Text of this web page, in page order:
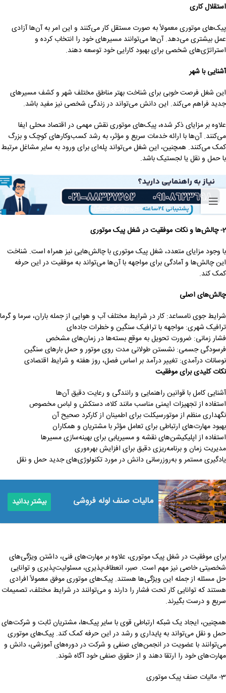
استقلال کاری
پیک‌های موتوری معمولاً به صورت مستقل کار می‌کنند و این امر به آن‌ها آزادی
عمل بیشتری می‌دهد. آن‌ها می‌توانند مسیرهای خود را انتخاب کرده و
استراتژی‌های شخصی برای بهبود کارایی خود توسعه دهند.
آشنایی با شهر
این شغل فرصت خوبی برای شناخت بهتر مناطق مختلف شهر و کشف مسیرهای
جدید فراهم می‌کند. این دانش می‌تواند در زندگی شخصی نیز مفید باشد.
علاوه بر مزایای ذکر شده، پیک‌های موتوری نقش مهمی در اقتصاد محلی ایفا
می‌کنند. آن‌ها با ارائه خدمات سریع و مؤثر، به رشد کسب‌وکارهای کوچک و بزرگ
کمک می‌کنند. همچنین، این شغل می‌تواند پله‌ای برای ورود به سایر مشاغل مرتبط
با حمل و نقل یا لجستیک باشد.
2- چالش‌ها و نکات موفقیت در شغل پیک موتوری
با وجود مزایای متعدد، شغل پیک موتوری با چالش‌هایی نیز همراه است. شناخت
این چالش‌ها و آمادگی برای مواجهه با آن‌ها می‌تواند به موفقیت در این حرفه
کمک کند.
چالش‌های اصلی
شرایط جوی نامساعد: کار در شرایط مختلف آب و هوایی از جمله باران، سرما و گرما
ترافیک شهری: مواجهه با ترافیک سنگین و خطرات جاده‌ای
فشار زمانی: ضرورت تحویل به موقع بسته‌ها در زمان‌های مشخص
فرسودگی جسمی: نشستن طولانی مدت روی موتور و حمل بارهای سنگین
نوسانات درآمدی: تغییر درآمد بر اساس فصل، روز هفته و شرایط اقتصادی
نکات کلیدی برای موفقیت
آشنایی کامل با قوانین راهنمایی و رانندگی و رعایت دقیق آن‌ها
استفاده از تجهیزات ایمنی مناسب مانند کلاه، دستکش و لباس مخصوص
نگهداری منظم از موتورسیکلت برای اطمینان از کارکرد صحیح آن
بهبود مهارت‌های ارتباطی برای تعامل مؤثر با مشتریان و همکاران
استفاده از اپلیکیشن‌های نقشه و مسیریابی برای بهینه‌سازی مسیرها
مدیریت زمان و برنامه‌ریزی دقیق برای افزایش بهره‌وری
یادگیری مستمر و به‌روزرسانی دانش در مورد تکنولوژی‌های جدید حمل و نقل
مالیات صنف لوله فروشی بیشتر بدانید
برای موفقیت در شغل پیک موتوری، علاوه بر مهارت‌های فنی، داشتن ویژگی‌های
شخصیتی خاصی نیز مهم است. صبر، انعطاف‌پذیری، مسئولیت‌پذیری و توانایی
حل مسئله از جمله این ویژگی‌ها هستند. پیک‌های موتوری موفق معمولاً افرادی
هستند که توانایی کار تحت فشار را دارند و می‌توانند در شرایط مختلف، تصمیمات
سریع و درست بگیرند.
همچنین، ایجاد یک شبکه ارتباطی قوی با سایر پیک‌ها، مشتریان ثابت و شرکت‌های
حمل و نقل می‌تواند به پایداری و رشد در این حرفه کمک کند. پیک‌های موتوری
می‌توانند با عضویت در انجمن‌های صنفی و شرکت در دوره‌های آموزشی، دانش و
مهارت‌های خود را ارتقا دهند و از حقوق صنفی خود آگاه شوند.
3- مالیات صنف پیک موتوری